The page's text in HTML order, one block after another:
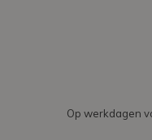
Op werkdagen